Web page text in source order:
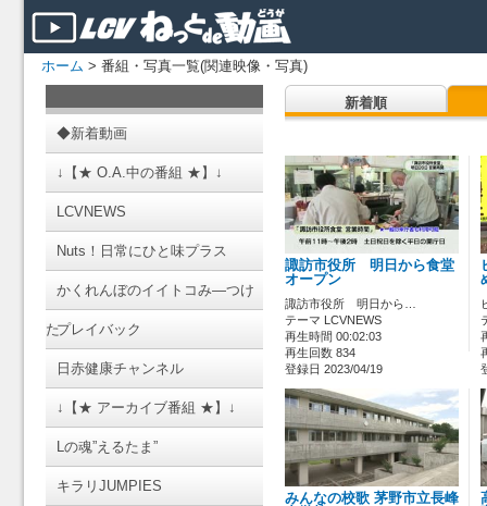
ホーム > 番組・写真一覧(関連映像・写真)
◆新着動画
↓【★ O.A.中の番組 ★】↓
LCVNEWS
Nuts！日常にひと味プラス
かくれんぼのイイトコみ―つけ
たプレイバック
日赤健康チャンネル
↓【★ アーカイブ番組 ★】↓
Lの魂”えるたま”
キラリJUMPIES
新着順
諏訪市役所 明日から食堂
オープン
諏訪市役所 明日から…
テーマ LCVNEWS
再生時間 00:02:03
再生回数 834
登録日 2023/04/19
みんなの校歌 茅野市立長峰